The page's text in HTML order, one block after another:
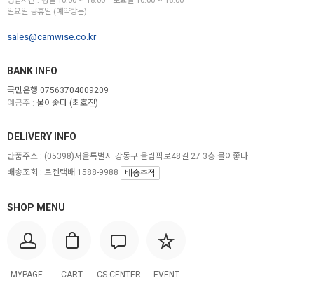
일요일 공휴일 (예약방문)
sales@camwise.co.kr
BANK INFO
국민은행 07563704009209
예금주 : 물이좋다 (최호진)
SHOP MENU
MYPAGE CART CS CENTER EVENT
DELIVERY INFO
반품주소 : (05398)서울특별시 강동구 올림픽로48길 27 3층 물이좋다
배송조회 : 로젠택배 1588-9988
배송추적